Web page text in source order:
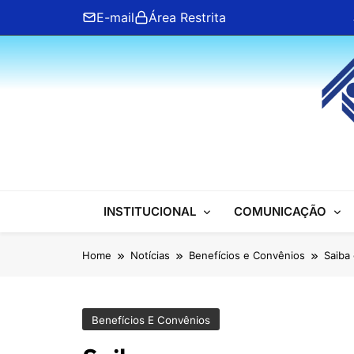
content
E-mail Área Restrita
ANFIP Nacional
INSTITUCIONAL COMUNICAÇÃO
Home Notícias Benefícios e Convênios
Benefícios E Convênios